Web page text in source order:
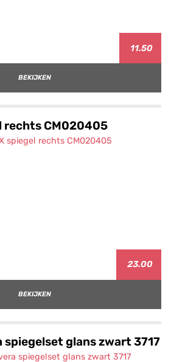
11.50
BEKIJKEN
rechts CM020405
23.00
BEKIJKEN
spiegelset glans zwart 3717